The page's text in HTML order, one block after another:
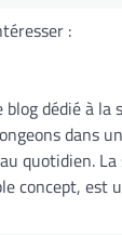
:
dédié à la
dans
quotidien.
concept, est